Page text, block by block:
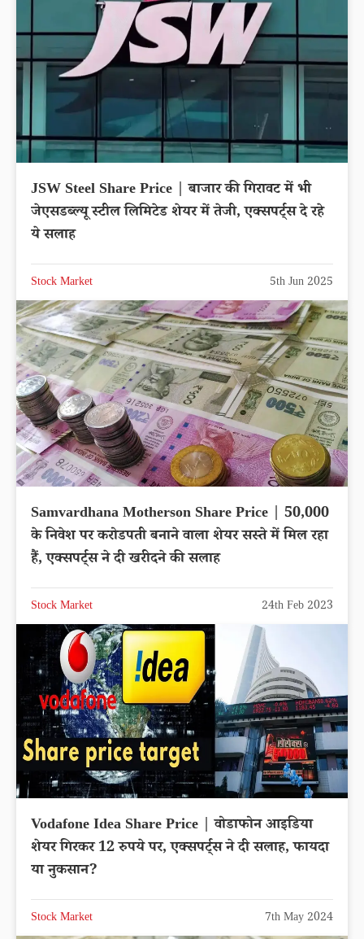
JSW Steel Share Price | बाजार की गिरावट में भी
जेएसडब्ल्यू स्टील लिमिटेड शेयर में तेजी, एक्सपर्ट्स दे रहे
ये सलाह
Stock Market 5th Jun 2025
Samvardhana Motherson Share Price | 50,000
के निवेश पर करोडपती बनाने वाला शेयर सस्ते में मिल रहा
हैं, एक्सपर्ट्स ने दी खरीदने की सलाह
Stock Market 24th Feb 2023
Vodafone Idea Share Price | वोडाफोन आइडिया
शेयर गिरकर 12 रुपये पर, एक्सपर्ट्स ने दी सलाह, फायदा
या नुकसान?
Stock Market 7th May 2024